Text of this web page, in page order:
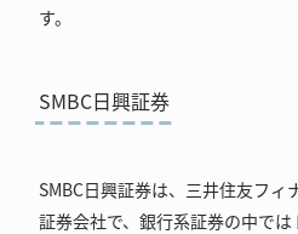
す。
SMBC日興証券
SMBC日興証券は、三井住友フィ
証券会社で、銀行系証券の中で